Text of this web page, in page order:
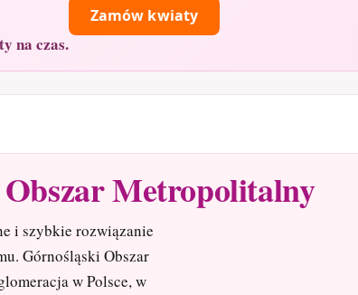
na czas.
Zamów kwiaty
Metropolitalny
i szybkie rozwiązanie
Górnośląski Obszar
w Polsce, w